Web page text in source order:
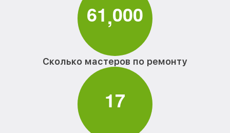
61,000
Сколько мастеров по ремонту
17